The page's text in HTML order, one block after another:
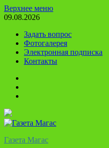
Перейти
к
Верхнее меню
09.08.2026
Задать вопрос
Фотогалерея
Электронная подписка
Контакты
Газета Магас